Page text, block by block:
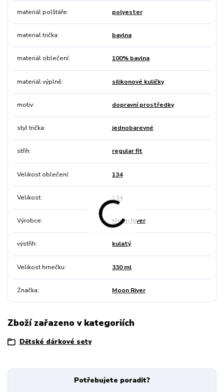
materiál polštáře polyester
material trička bavlna
materiál oblečení 100% bavlna
materiál výplně silikonové kuličky
motiv dopravní prostředky
styl trička jednobarevné
střih regular fit
Velikost oblečení 134
Velikost 134
Výrobce Moon River
výstřih kulatý
Velikost hrnečku 330 ml
Značka Moon River
Zboží zařazeno v kategoriích
Dětské dárkové sety
Potřebujete poradit?